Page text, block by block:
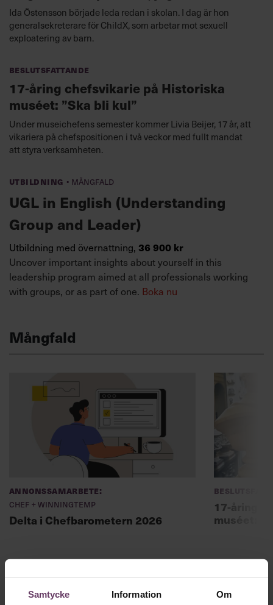
Samtycke Information Om
Ida Östensson började leda redan i skolan. I dag är hon
generalsekreterare för ChildX, som arbetar mot sexuell
exploatering av barn.
Beslutsfattande
17-åring chefsvikarie på Historiska
muséet: ”Ska bli kul”
Under museichefens semester kommer Livia Beijer, 17 år, att
vikariera på chefspositionen i två veckor med fullt mandat
att styra verksamheten.
Utbildning · Mångfald
UGL in English (Understanding
Group and Leader)
Utbildning med övernattning, 36 900 kr
Uncover important insights about yourself in this
leadership program aimed at all professionals working
with groups, or as part of one. Boka nu
Mångfald
Annonssamarbete:
Chef + Winningtemp
Delta i Chefbarometern 2026
17-åring
muséet: